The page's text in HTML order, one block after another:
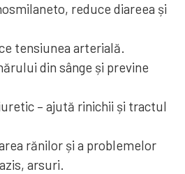
reduce diareea și
tensiunea arterială.
din sânge și previne
– ajută rinichii și tractul
rănilor și a problemelor
arsuri.